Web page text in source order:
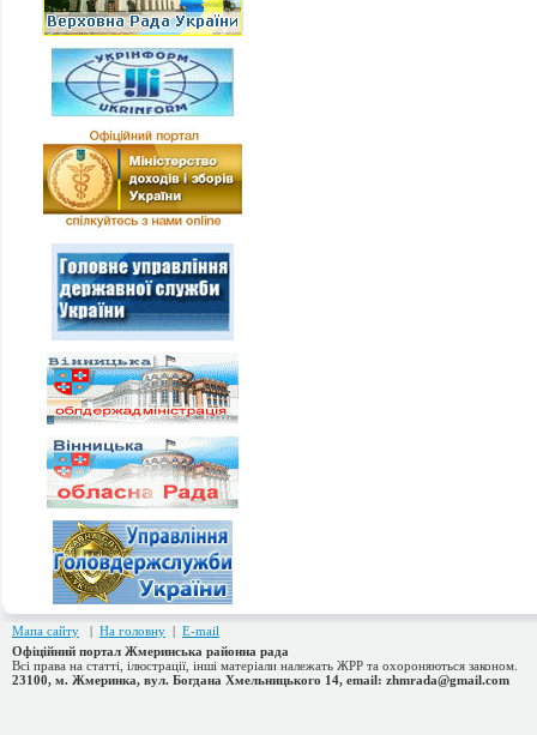
Мапа сайту | На головну | E-mail
Офіційний портал Жмеринська районна рада
Всі права на статті, ілюстрації, інші матеріали належать ЖРР та охороняються законом.
23100, м. Жмеринка, вул. Богдана Хмельницького 14, email: zhmrada@gmail.com